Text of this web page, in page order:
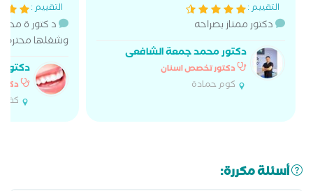
التقييم :
دكتور ممتاز بصراحه
دكتور محمد جمعة الشافعى
دكتور تخصص اسنان
كوم حمادة
التقييم :
د كتور ة
وشغلها محترم
كفر
أسئلة مكررة: